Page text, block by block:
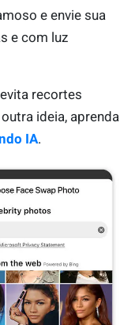
e envie sua
e com luz
recortes
ideia, aprenda
IA.